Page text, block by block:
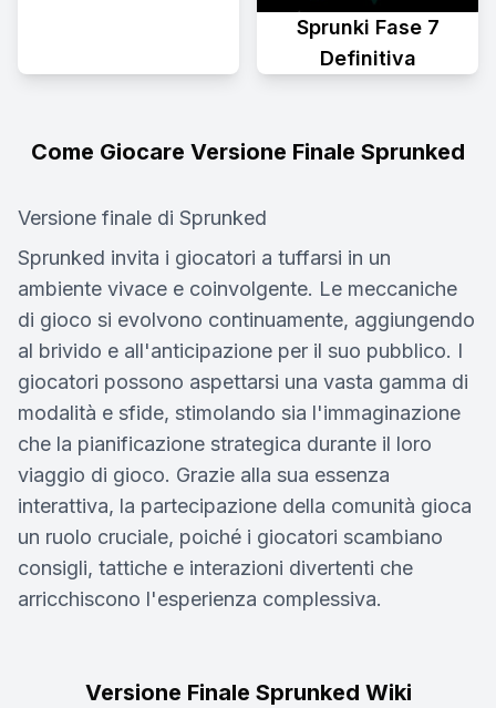
Sprunki Fase 7
Definitiva
Come Giocare Versione Finale Sprunked
Versione finale di Sprunked
Sprunked invita i giocatori a tuffarsi in un
ambiente vivace e coinvolgente. Le meccaniche
di gioco si evolvono continuamente, aggiungendo
al brivido e all'anticipazione per il suo pubblico. I
giocatori possono aspettarsi una vasta gamma di
modalità e sfide, stimolando sia l'immaginazione
che la pianificazione strategica durante il loro
viaggio di gioco. Grazie alla sua essenza
interattiva, la partecipazione della comunità gioca
un ruolo cruciale, poiché i giocatori scambiano
consigli, tattiche e interazioni divertenti che
arricchiscono l'esperienza complessiva.
Versione Finale Sprunked Wiki